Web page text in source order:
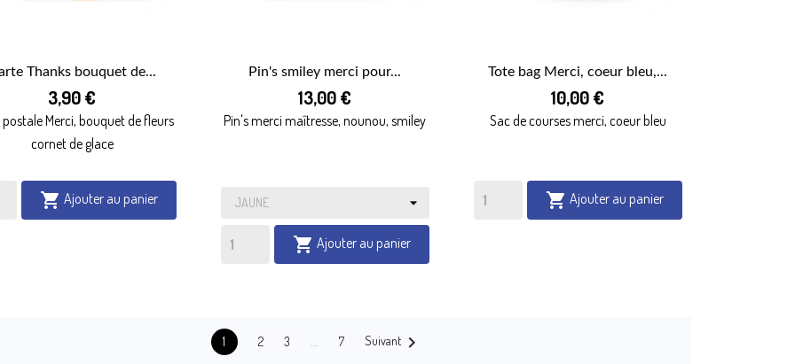
APERÇU RAPIDE
Thanks bouquet de...
3,90 €
Merci, bouquet de fleurs
cornet de glace
 Ajouter au panier
APERÇU RAPIDE
Pin's smiley merci pour...
13,00 €
Pin's merci maîtresse, nounou, smiley
 Ajouter au panier
APERÇU RAPIDE
Tote bag Merci, coeur bleu,...
10,00 €
Sac de courses merci, coeur bleu
 Ajouter au panier
1 2 3 … 7 Suivant